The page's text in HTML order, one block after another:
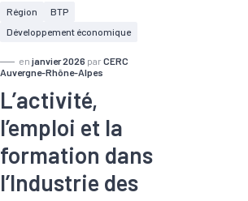
#Travaux publics
Région
BTP
Développement économique
en janvier 2026 par CERC
Auvergne-Rhône-Alpes
L’activité,
l’emploi et la
formation dans
l’Industrie des